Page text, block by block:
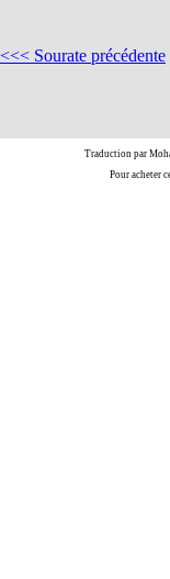
<<< Sourate précédente
Traduction par
Pour acheter